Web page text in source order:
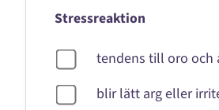
Stressreaktion
tendens till oro och
blir lätt arg eller